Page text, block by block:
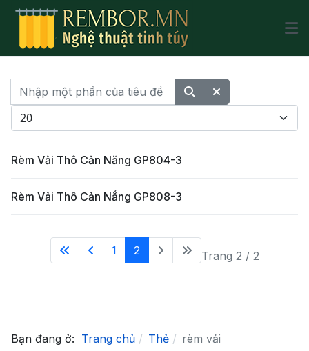
Nhập một phần của tiêu đề
Hiển thị #
Rèm Vải Thô Cản Năng GP804-3
Rèm Vải Thô Cản Nắng GP808-3
1 2 Trang 2 / 2
Bạn đang ở: Trang chủ Thẻ rèm vải